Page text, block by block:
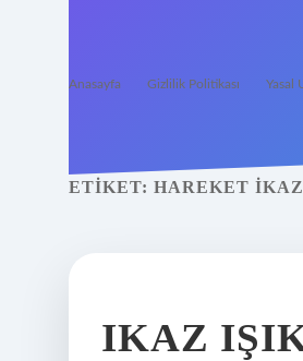
Anasayfa Gizlilik Politikası Yasal
ETIKET: HAREKET
IKAZ